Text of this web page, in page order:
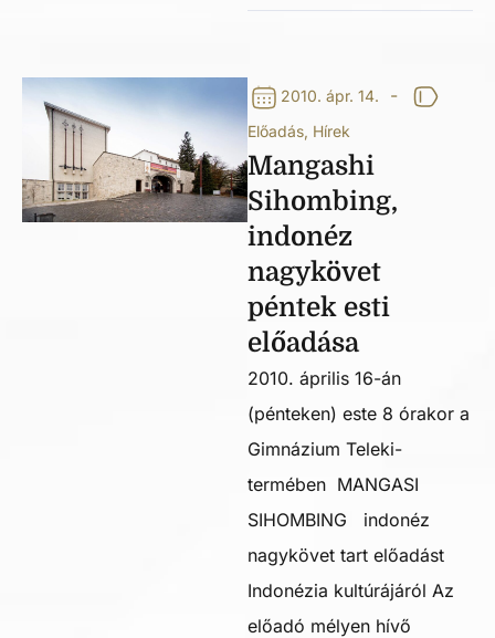
2010. ápr. 14. -
Előadás, Hírek
Mangashi
Sihombing,
indonéz
nagykövet
péntek esti
előadása
2010. április 16-án
(pénteken) este 8 órakor a
Gimnázium Teleki-
termében MANGASI
SIHOMBING indonéz
nagykövet tart előadást
Indonézia kultúrájáról Az
előadó mélyen hívő